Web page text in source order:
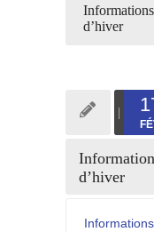
d’hiver
d’hiver